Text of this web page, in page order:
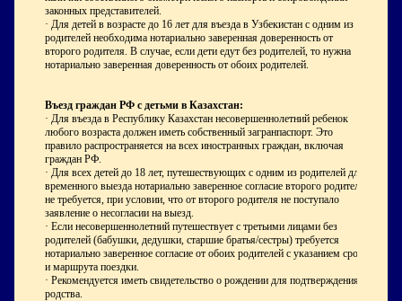
законных представителей.
· Для детей в возрасте до 16 лет для въезда в Узбекистан с одним из
родителей необходима нотариально заверенная доверенность от
второго родителя. В случае, если дети едут без родителей, то нужна
нотариально заверенная доверенность от обоих родителей.
Въезд граждан РФ с детьми в Казахстан:
· Для въезда в Республику Казахстан несовершеннолетний ребенок
любого возраста должен иметь собственный загранпаспорт. Это
правило распространяется на всех иностранных граждан, включая
граждан РФ.
· Для всех детей до 18 лет, путешествующих с одним из родителей для
временного выезда нотариально заверенное согласие второго родителя
не требуется, при условии, что от второго родителя не поступало
заявление о несогласии на выезд.
· Если несовершеннолетний путешествует с третьими лицами без
родителей (бабушки, дедушки, старшие братья/сестры) требуется
нотариально заверенное согласие от обоих родителей с указанием срока
и маршрута поездки.
· Рекомендуется иметь свидетельство о рождении для подтверждения
родства.